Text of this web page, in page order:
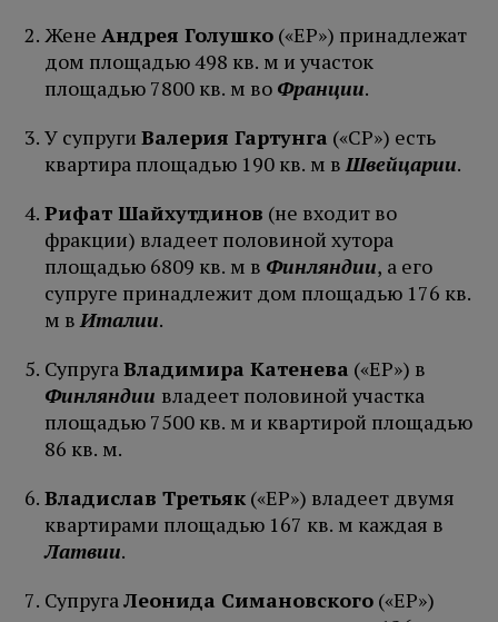
Жене Андрея Голушко («ЕР») принадлежат
дом площадью 498 кв. м и участок
площадью 7800 кв. м во Франции.
У супруги Валерия Гартунга («СР») есть
квартира площадью 190 кв. м в Швейцарии.
Рифат Шайхутдинов (не входит во
фракции) владеет половиной хутора
площадью 6809 кв. м в Финляндии, а его
супруге принадлежит дом площадью 176 кв.
м в Италии.
Супруга Владимира Катенева («ЕР») в
Финляндии владеет половиной участка
площадью 7500 кв. м и квартирой площадью
86 кв. м.
Владислав Третьяк («ЕР») владеет двумя
квартирами площадью 167 кв. м каждая в
Латвии.
Супруга Леонида Симановского («ЕР»)